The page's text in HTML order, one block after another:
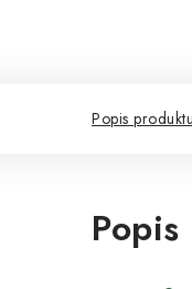
Popis produktu